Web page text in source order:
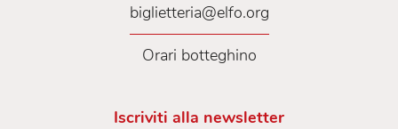
biglietteria@elfo.org
Orari botteghino
Iscriviti alla newsletter